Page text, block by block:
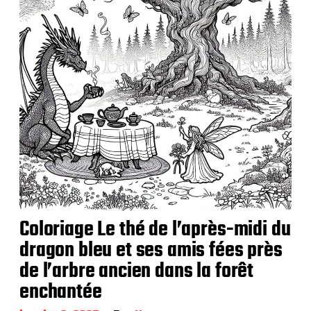
o
n
Coloriage Le thé de l’après-midi du
dragon bleu et ses amis fées près
de l’arbre ancien dans la forêt
enchantée